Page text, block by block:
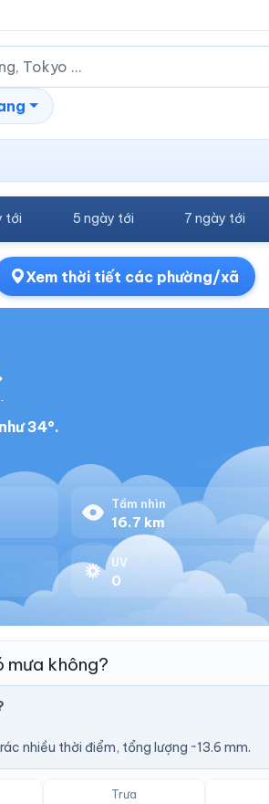
tới 5 ngày tới 7 ngày tới
Xem thời tiết các phường/xã
34°.
Tầm nhìn
16.7 km
UV
0
mưa không?
nhiều thời điểm, tổng lượng ~13.6 mm.
Trưa